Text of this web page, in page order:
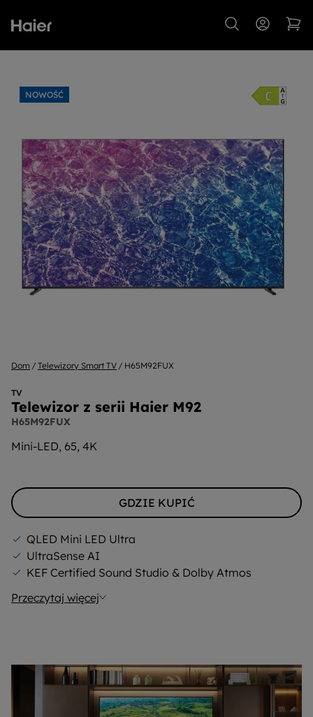
NOWOŚĆ
Dom Telewizory Smart TV H65M92FUX
TV
Telewizor z serii Haier M92
H65M92FUX
Mini-LED, 65, 4K
GDZIE KUPIĆ
QLED Mini LED Ultra
UltraSense AI
KEF Certified Sound Studio & Dolby Atmos
Przeczytaj więcej